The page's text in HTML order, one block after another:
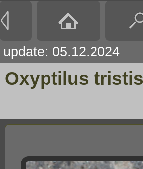
update: 05.12.2024
Oxyptilus tristis